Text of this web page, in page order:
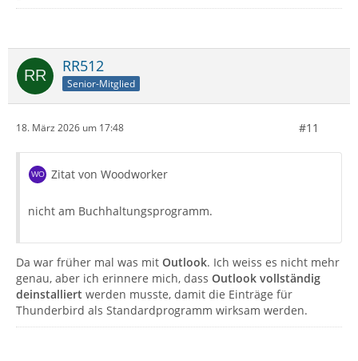
RR512
Senior-Mitglied
18. März 2026 um 17:48 #11
Zitat von Woodworker
nicht am Buchhaltungsprogramm.
Da war früher mal was mit Outlook. Ich weiss es nicht mehr
genau, aber ich erinnere mich, dass Outlook vollständig
deinstalliert werden musste, damit die Einträge für
Thunderbird als Standardprogramm wirksam werden.